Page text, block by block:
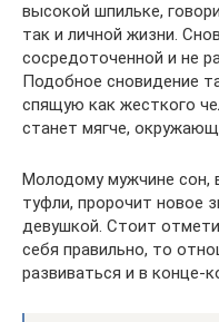
высокой шпильке,
так и личной жизни.
сосредоточенной и не
Подобное сновидение
спящую как жесткого
станет мягче,
Молодому мужчине сон,
туфли, пророчит новое
девушкой. Стоит
себя правильно, то
развиваться и в конце-